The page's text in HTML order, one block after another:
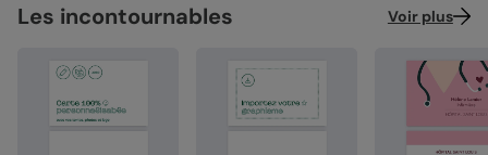
Les incontournables Voir plus